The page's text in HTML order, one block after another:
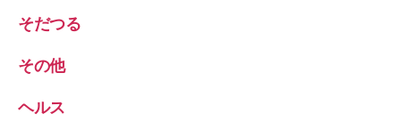
そだつる
その他
ヘルス